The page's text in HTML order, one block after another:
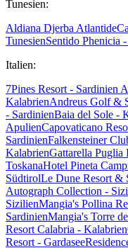
Tunesien:
Aldiana Djerba Atlantide
TunesienSentido Phenicia
Italien:
7Pines Resort - Sardinien
KalabrienAndreus Golf &
- SardinienBaia del Sole -
ApulienCapovaticano
SardinienFalkensteiner
KalabrienGattarella Puglia
ToskanaHotel Pineta
SüdtirolLe Dune Resort &
Autograph Collection -
SizilienMangia's Pollina
SardinienMangia's Torre
Resort Calabria - Kalabrien
Resort - Gardasee